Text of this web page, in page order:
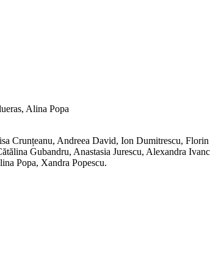
Alina Popa
Crunțeanu, Andreea David, Ion Dumitrescu,
Gubandru, Anastasia Jurescu, Alexandra
Popa, Xandra Popescu.